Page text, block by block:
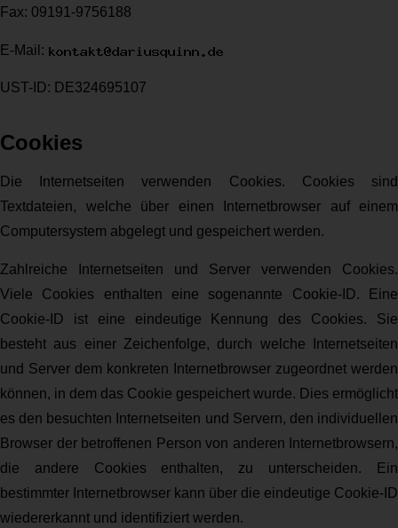
Fax: 09191-9756188
E-Mail:
UST-ID: DE324695107
Cookies
Die Internetseiten verwenden Cookies. Cookies sind
Textdateien, welche über einen Internetbrowser auf einem
Computersystem abgelegt und gespeichert werden.
Zahlreiche Internetseiten und Server verwenden Cookies.
Viele Cookies enthalten eine sogenannte Cookie-ID. Eine
Cookie-ID ist eine eindeutige Kennung des Cookies. Sie
besteht aus einer Zeichenfolge, durch welche Internetseiten
und Server dem konkreten Internetbrowser zugeordnet werden
können, in dem das Cookie gespeichert wurde. Dies ermöglicht
es den besuchten Internetseiten und Servern, den individuellen
Browser der betroffenen Person von anderen Internetbrowsern,
die andere Cookies enthalten, zu unterscheiden. Ein
bestimmter Internetbrowser kann über die eindeutige Cookie-ID
wiedererkannt und identifiziert werden.